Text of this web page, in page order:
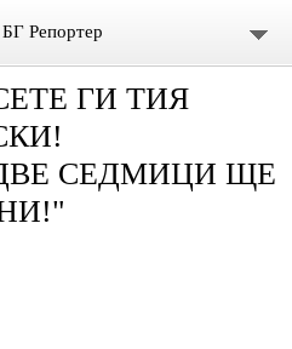
Репортер
ГИ ТИЯ
СЕДМИЦИ ЩЕ